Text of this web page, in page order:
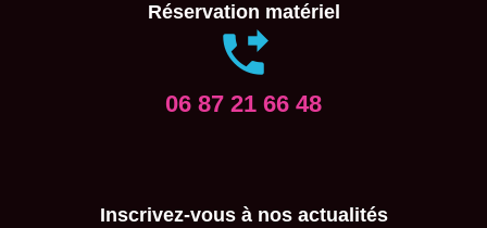
Réservation matériel
06 87 21 66 48
Inscrivez-vous à nos actualités